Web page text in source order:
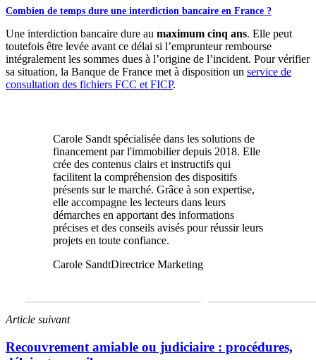
Combien de temps dure une interdiction bancaire en France ?
Une interdiction bancaire dure au maximum cinq ans. Elle peut
toutefois être levée avant ce délai si l’emprunteur rembourse
intégralement les sommes dues à l’origine de l’incident. Pour vérifier
sa situation, la Banque de France met à disposition un service de
consultation des fichiers FCC et FICP.
Carole Sandt spécialisée dans les solutions de
financement par l'immobilier depuis 2018. Elle
crée des contenus clairs et instructifs qui
facilitent la compréhension des dispositifs
présents sur le marché. Grâce à son expertise,
elle accompagne les lecteurs dans leurs
démarches en apportant des informations
précises et des conseils avisés pour réussir leurs
projets en toute confiance.
Carole SandtDirectrice Marketing
Article suivant
Recouvrement amiable ou judiciaire : procédures,